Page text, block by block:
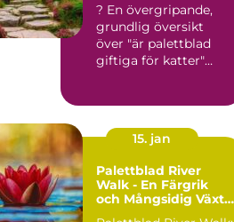
? En övergripande,
grundlig översikt
över "är palettblad
giftiga för katter"
15. jan
Palettblad River
Walk - En Färgrik
och Mångsidig Växt